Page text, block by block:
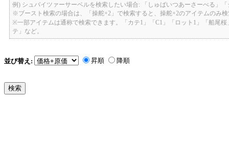
例) シュバイツァーサーベルを検索したい場合: 「しゅばいつあーさーべる」
※ブースト検索の場合は、「操舵+2」で検索すると、操舵+2のアイテムのみ
※一部アイテムは通称で検索できます。「カテ1」「C1」「ロット1」「船尾
テ」など。
並び替え: 昇順 降順